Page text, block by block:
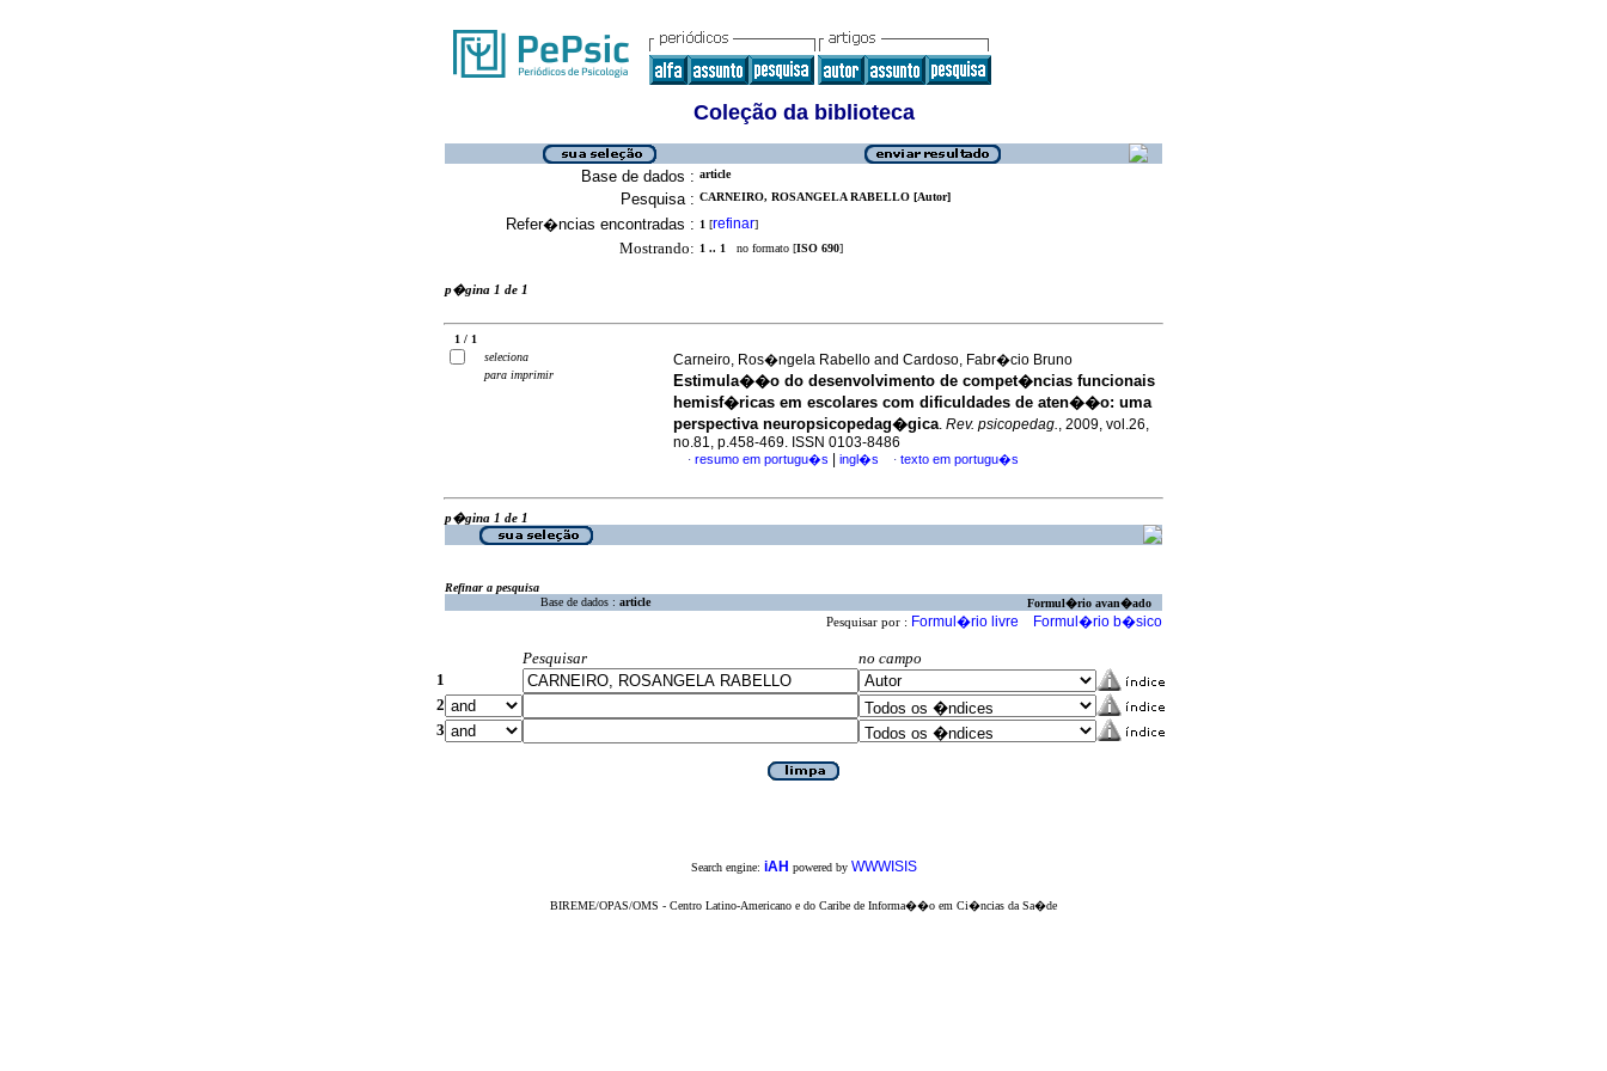
Coleção da biblioteca
Base de dados : article
Pesquisa : CARNEIRO, ROSANGELA RABELLO [Autor]
Refer�ncias encontradas : 1 [refinar]
Mostrando: 1 .. 1 no formato [ISO 690]
p�gina 1 de 1
1 / 1
seleciona
para imprimir
Carneiro, Ros�ngela Rabello and Cardoso, Fabr�cio Bruno
Estimula��o do desenvolvimento de compet�ncias funcionais
hemisf�ricas em escolares com dificuldades de aten��o: uma
perspectiva neuropsicopedag�gica. Rev. psicopedag., 2009, vol.26,
no.81, p.458-469. ISSN 0103-8486
· resumo em portugu�s ingl�s · texto em portugu�s
p�gina 1 de 1
Refinar a pesquisa
Base de dados : article Formul�rio avan�ado
Pesquisar por : Formul�rio livre Formul�rio b�sico
Pesquisar
no campo
1
2
3
Search engine: iAH powered by WWWISIS
BIREME/OPAS/OMS - Centro Latino-Americano e do Caribe de Informa��o em Ci�ncias da Sa�de